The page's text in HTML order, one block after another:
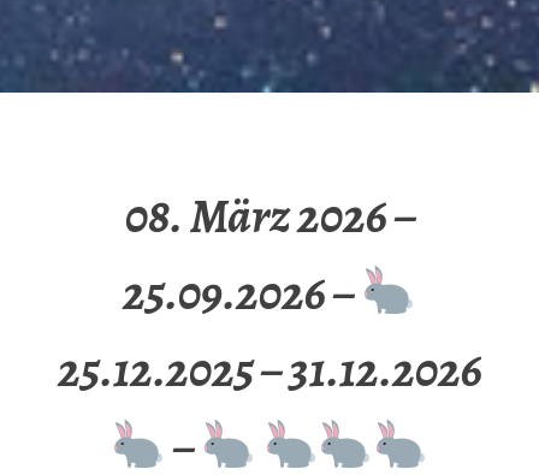
08. März 2026 –
25.09.2026 –
25.12.2025 – 31.12.2026
–